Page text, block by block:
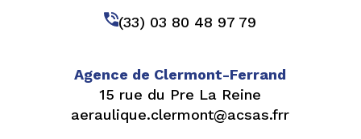
(33) 03 80 48 97 79
Agence de Clermont-Ferrand
15 rue du Pre La Reine
aeraulique.clermont@acsas.frr